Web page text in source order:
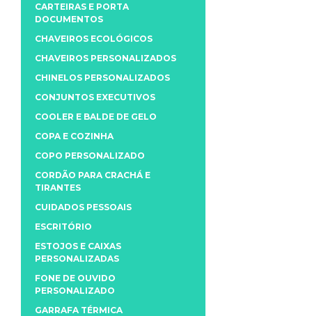
CARTEIRAS E PORTA
DOCUMENTOS
CHAVEIROS ECOLÓGICOS
CHAVEIROS PERSONALIZADOS
CHINELOS PERSONALIZADOS
CONJUNTOS EXECUTIVOS
COOLER E BALDE DE GELO
COPA E COZINHA
COPO PERSONALIZADO
CORDÃO PARA CRACHÁ E
TIRANTES
CUIDADOS PESSOAIS
ESCRITÓRIO
ESTOJOS E CAIXAS
PERSONALIZADAS
FONE DE OUVIDO
PERSONALIZADO
GARRAFA TÉRMICA